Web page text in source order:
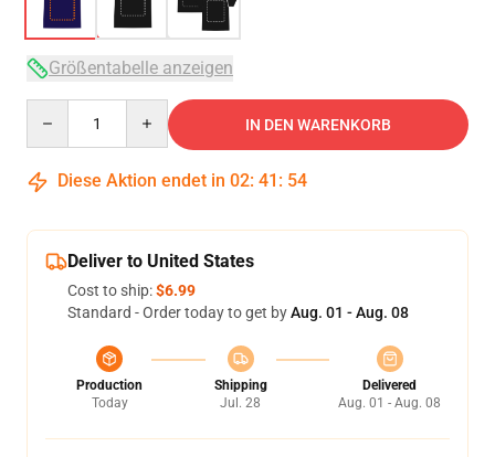
Größentabelle anzeigen
IN DEN WARENKORB
Diese Aktion endet in 02: 41 : 53
Deliver to United States
Cost to ship:$6.99
Standard - Order today to get byAug. 01 - Aug. 08
Production
Today
Shipping
Jul. 28
Delivered
Aug. 01 - Aug. 08